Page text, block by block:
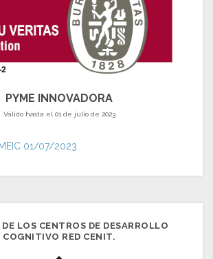
PYME INNOVADORA
Válido hasta el 01 de julio de 2023
LOS CENTROS DE DESARROLLO
COGNITIVO RED CENIT.